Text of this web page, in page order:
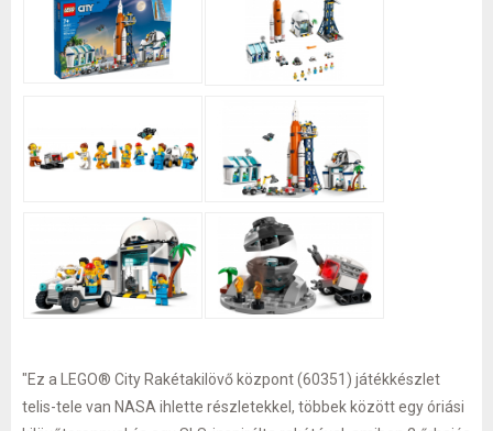
"Ez a LEGO® City Rakétakilövő központ (60351) játékkészlet
telis-tele van NASA ihlette részletekkel, többek között egy óriási